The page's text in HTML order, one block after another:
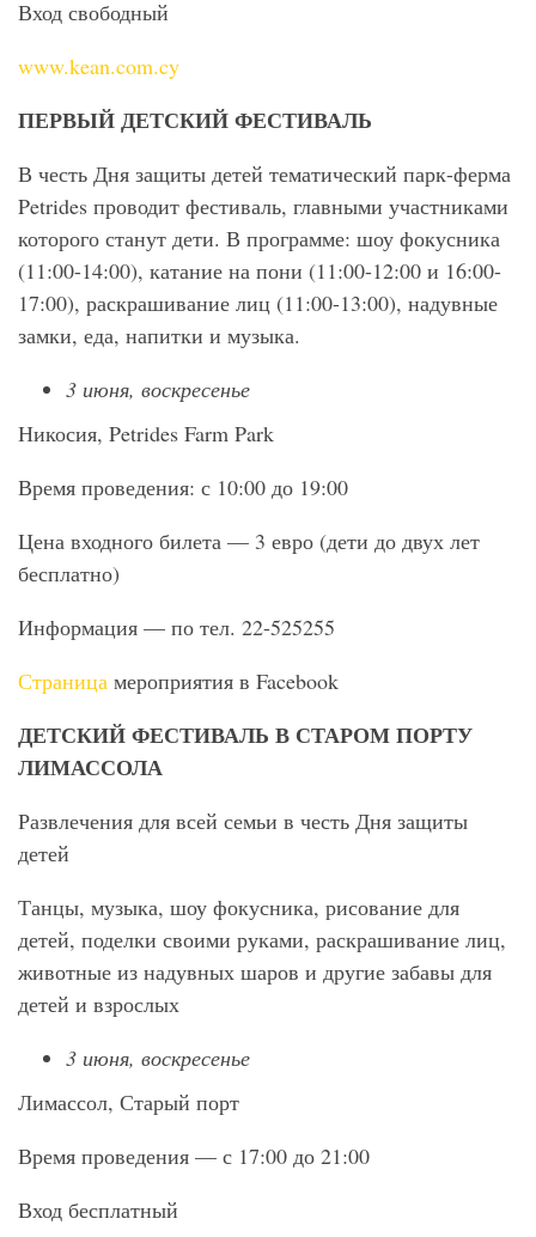
Вход свободный
www.kean.com.cy
ПЕРВЫЙ ДЕТСКИЙ ФЕСТИВАЛЬ
В честь Дня защиты детей тематический парк-ферма
Petrides проводит фестиваль, главными участниками
которого станут дети. В программе: шоу фокусника
(11:00-14:00), катание на пони (11:00-12:00 и 16:00-
17:00), раскрашивание лиц (11:00-13:00), надувные
замки, еда, напитки и музыка.
3 июня, воскресенье
Никосия, Petrides Farm Park
Время проведения: с 10:00 до 19:00
Цена входного билета — 3 евро (дети до двух лет
бесплатно)
Информация — по тел. 22-525255
Страница мероприятия в Facebook
ДЕТСКИЙ ФЕСТИВАЛЬ В СТАРОМ ПОРТУ
ЛИМАССОЛА
Развлечения для всей семьи в честь Дня защиты
детей
Танцы, музыка, шоу фокусника, рисование для
детей, поделки своими руками, раскрашивание лиц,
животные из надувных шаров и другие забавы для
детей и взрослых
3 июня, воскресенье
Лимассол, Старый порт
Время проведения — с 17:00 до 21:00
Вход бесплатный